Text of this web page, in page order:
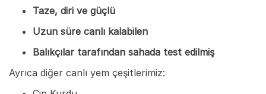
Taze, diri ve güçlü
Uzun süre canlı kalabilen
Balıkçılar tarafından sahada test edilmiş
Ayrıca diğer canlı yem çeşitlerimiz: